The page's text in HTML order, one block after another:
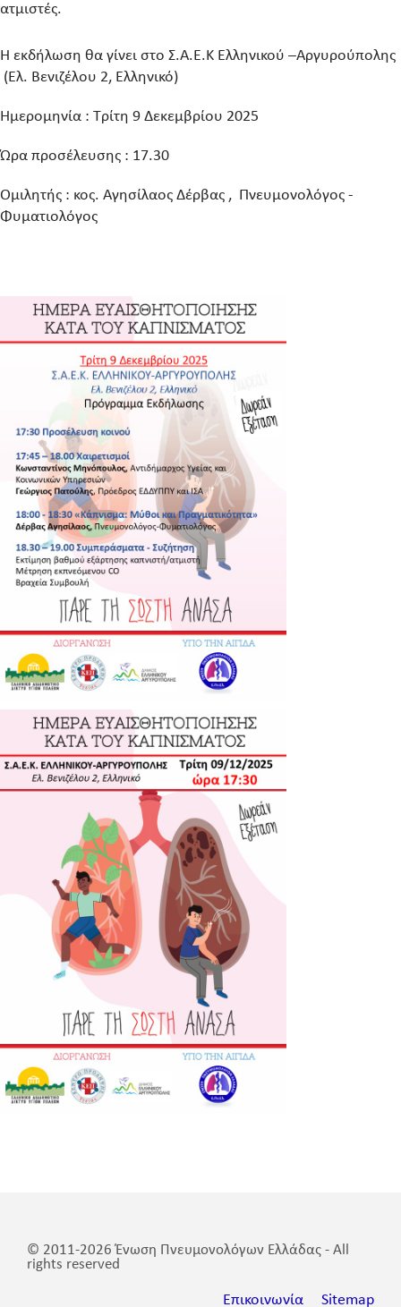
ατμιστές.
Η εκδήλωση θα γίνει στο Σ.Α.Ε.Κ Ελληνικού –Αργυρούπολης
(Ελ. Βενιζέλου 2, Ελληνικό)
Ημερομηνία : Τρίτη 9 Δεκεμβρίου 2025
Ώρα προσέλευσης : 17.30
Ομιλητής : κος. Αγησίλαος Δέρβας , Πνευμονολόγος -
Φυματιολόγος
© 2011-2026 Ένωση Πνευμονολόγων Ελλάδας - All
rights reserved
Επικοινωνία Sitemap